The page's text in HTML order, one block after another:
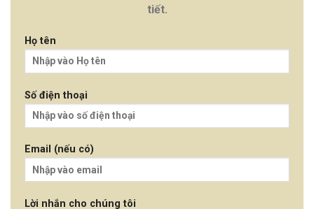
tiết.
Họ tên
Số điện thoại
Email (nếu có)
Lời nhắn cho chúng tôi